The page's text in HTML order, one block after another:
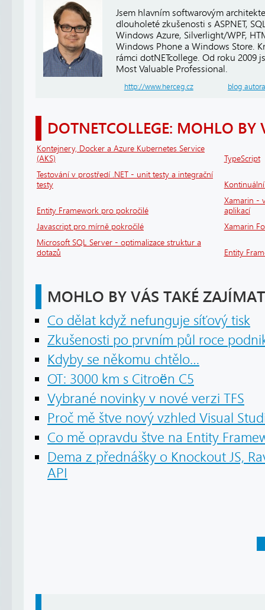
Jsem hlavním softwarovým
dlouholeté zkušenosti s ASP.NET,
Windows Azure, Silverlight/WPF,
Windows Phone a Windows Store.
rámci dotNETcollege. Od roku 2009
Most Valuable Professional.
http://www.herceg.cz blog autora
DOTNETCOLLEGE: MOHLO BY
Kontejnery, Docker a Azure Kubernetes Service
(AKS)
TypeScript
Testování v prostředí .NET - unit testy a integrační
testy
Entity Framework pro pokročilé
Xamarin -
aplikací
Javascript pro mírně pokročilé
Xamarin
Microsoft SQL Server - optimalizace struktur a
dotazů
Entity
MOHLO BY VÁS TAKÉ ZAJÍMAT
Co dělat když nefunguje síťový tisk
Zkušenosti po prvním půl roce
Kdyby se někomu chtělo…
OT: 3000 km s Citroën C5
Vybrané novinky v nové verzi TFS
Proč mě štve nový vzhled Visual
Co mě opravdu štve na Entity
Dema z přednášky o Knockout JS,
API